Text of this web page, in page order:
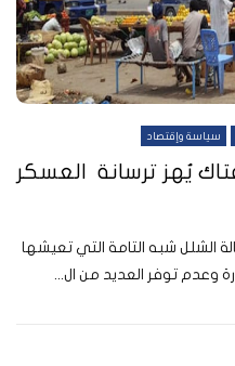
سياسة وإقتصاد
يُهز ترسانة العسكر
2019م بين ثنايا حالة الشلل شبه التامة التي تعيشها
وعدم توفر العديد من ال...